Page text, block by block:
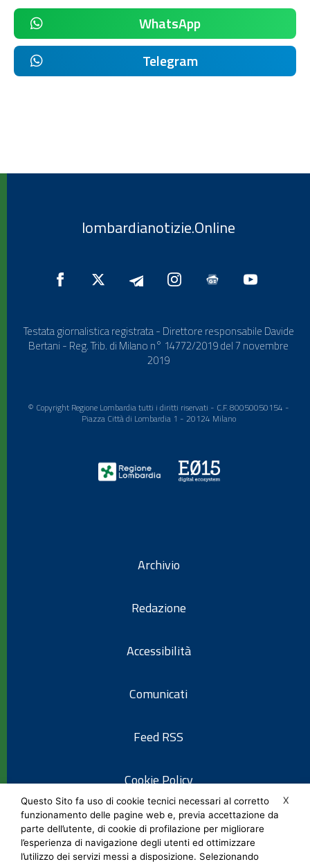
WhatsApp
Telegram
lombardianotizie.Online
Testata giornalistica registrata - Direttore responsabile Davide
Bertani - Reg. Trib. di Milano n° 14772/2019 del 7 novembre
2019
© Copyright Regione Lombardia tutti i diritti riservati - C.F. 80050050154 -
Piazza Città di Lombardia 1 - 20124 Milano
Archivio
Redazione
Accessibilità
Comunicati
Feed RSS
Cookie Policy
Informativa privacy
X
Questo Sito fa uso di cookie tecnici necessari al corretto
funzionamento delle pagine web e, previa accettazione da
parte dell’utente, di cookie di profilazione per migliorare
l’esperienza di navigazione degli utenti ed ottimizzare
l’utilizzo dei servizi messi a disposizione. Selezionando